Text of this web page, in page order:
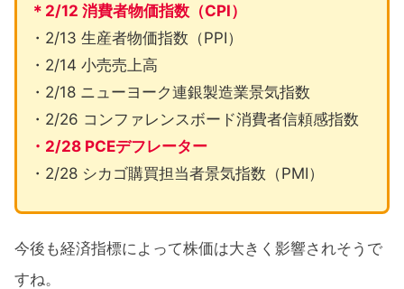
＊2/12 消費者物価指数（CPI）
・2/13 生産者物価指数（PPI）
・2/14 小売売上高
・2/18 ニューヨーク連銀製造業景気指数
・2/26 コンファレンスボード消費者信頼感指数
・2/28 PCEデフレーター
・2/28 シカゴ購買担当者景気指数（PMI）
今後も経済指標によって株価は大きく影響されそうで
すね。